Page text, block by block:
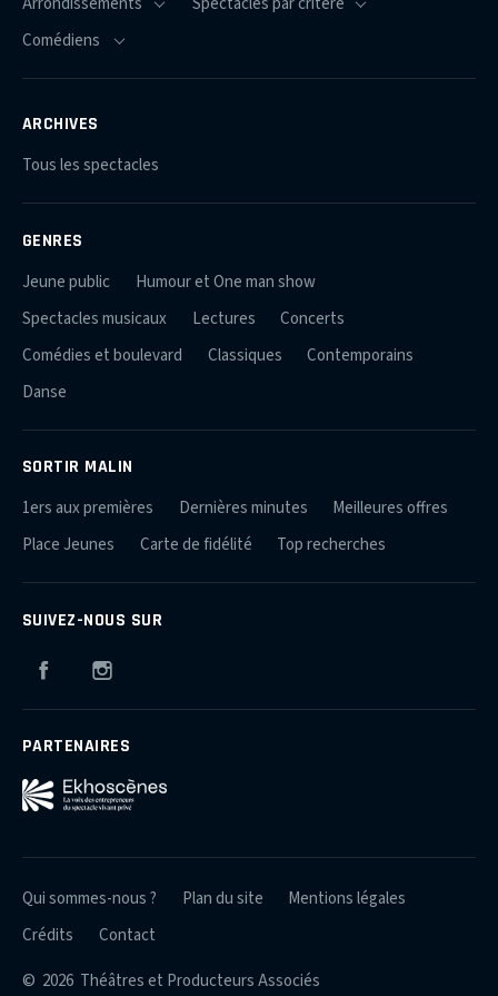
ARCHIVES
Tous les spectacles
GENRES
Jeune public
Humour et One man show
Spectacles musicaux
Lectures
Concerts
Comédies et boulevard
Classiques
Contemporains
Danse
SORTIR MALIN
1ers aux premières Dernières minutes
Meilleures offres
Place Jeunes
Carte de fidélité Top recherches
SUIVEZ-NOUS SUR
Facebook
PARTENAIRES
© 2026 Théâtres et Producteurs Associés
Qui sommes-nous ? Plan du site
Mentions légales
Crédits
Contact